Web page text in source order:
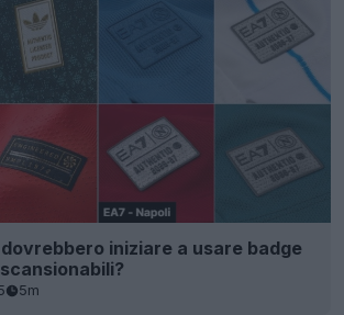
iniziare a usare badge
5m